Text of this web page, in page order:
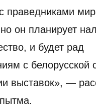
праведниками
он планирует
и будет рад
с белорусской
выставок», —